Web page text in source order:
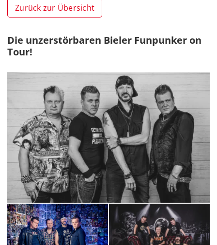
Zurück zur Übersicht
Die unzerstörbaren Bieler Funpunker on
Tour!